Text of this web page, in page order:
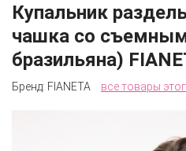
Купальник
чашка со
бразильяна)
Бренд: FIANETA все товары